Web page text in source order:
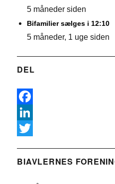
5 måneder siden
Bifamilier sælges i 12:10
5 måneder, 1 uge siden
DEL
F
a
e
L
n
w
BIAVLERNES